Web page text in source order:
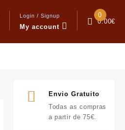
Login / Signup
My account
0
0.00€
Envio Gratuito
Todas as compras
a partir de 75€.